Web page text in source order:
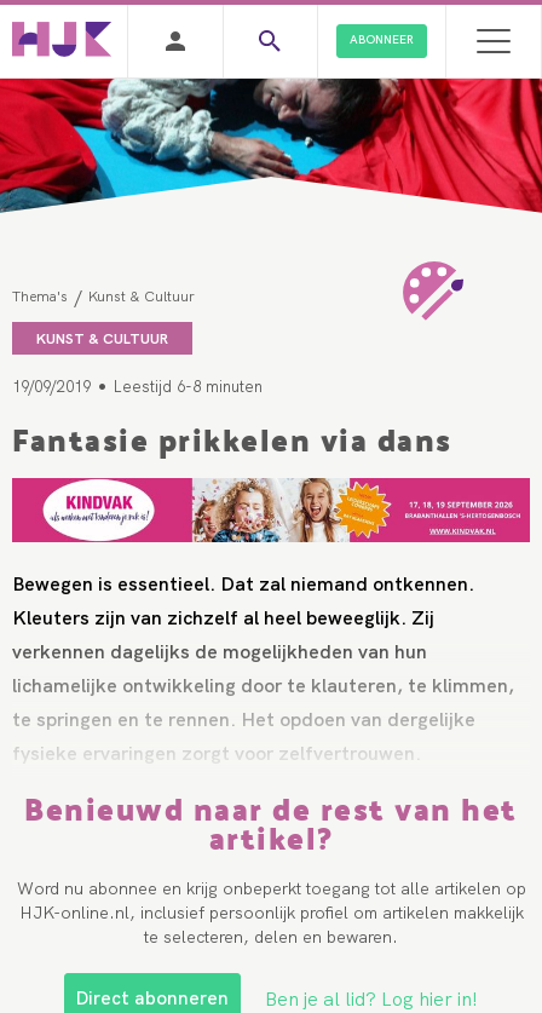
ABONNEER
Thema's / Kunst & Cultuur
KUNST & CULTUUR
19/09/2019 • Leestijd 6-8 minuten
Fantasie prikkelen via dans
Bewegen is essentieel. Dat zal niemand ontkennen.
Kleuters zijn van zichzelf al heel beweeglijk. Zij
verkennen dagelijks de mogelijkheden van hun
lichamelijke ontwikkeling door te klauteren, te klimmen,
te springen en te rennen. Het opdoen van dergelijke
fysieke ervaringen zorgt voor zelfvertrouwen.
Benieuwd naar de rest van het
artikel?
Word nu abonnee en krijg onbeperkt toegang tot alle artikelen op
HJK-online.nl, inclusief persoonlijk profiel om artikelen makkelijk
te selecteren, delen en bewaren.
Direct abonneren Ben je al lid? Log hier in!